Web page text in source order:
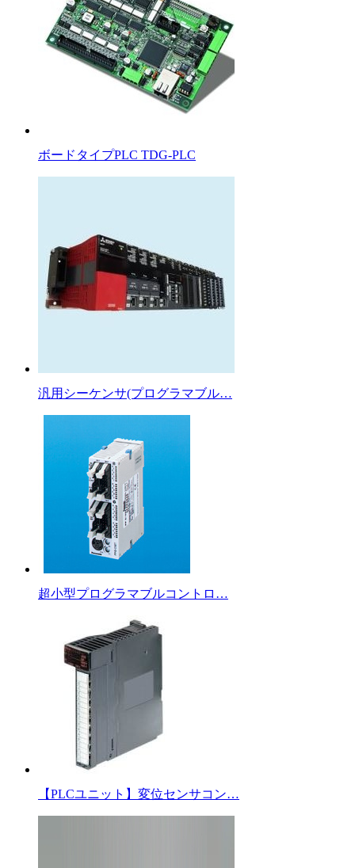
ボードタイプPLC TDG-PLC
汎用シーケンサ(プログラマブル…
超小型プログラマブルコントロ…
【PLCユニット】変位センサコン…